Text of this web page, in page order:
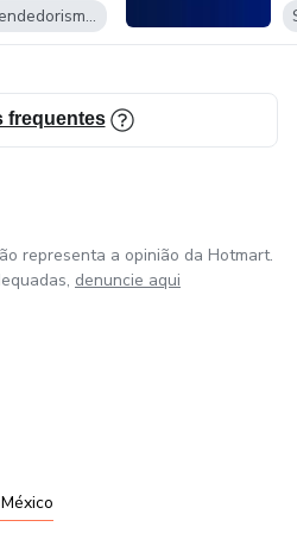
Empreendedorismo Digital
frequentes
representa a opinião da Hotmart.
denuncie aqui